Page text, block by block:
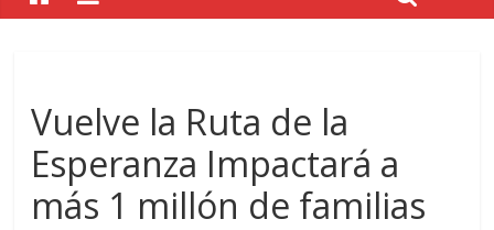
Vuelve la Ruta de la
Esperanza Impactará a
más 1 millón de familias